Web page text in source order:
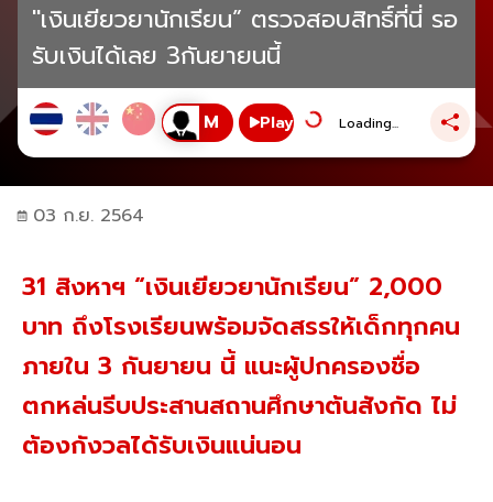
"เงินเยียวยานักเรียน” ตรวจสอบสิทธิ์ที่นี่ รอ
รับเงินได้เลย 3กันยายนนี้
Play Loading...
03 ก.ย. 2564
31 สิงหาฯ “เงินเยียวยานักเรียน” 2,000
บาท ถึงโรงเรียนพร้อมจัดสรรให้เด็กทุกคน
ภายใน 3 กันยายน นี้ แนะผู้ปกครองชื่อ
ตกหล่นรีบประสานสถานศึกษาต้นสังกัด ไม่
ต้องกังวลได้รับเงินแน่นอน